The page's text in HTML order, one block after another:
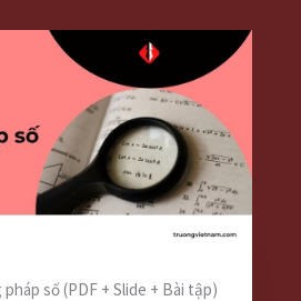
số (PDF + Slide + Bài tập)